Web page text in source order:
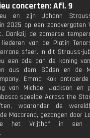
concerten: Afl. 9
en zijn Johann
2025 op een zonovergoten
Dankzij de zomerse
liederen van de Platin
sfeer. In dit Strauss-
een ode aan de koning
aus dem Süden en de
Emma Kok
van Michael Jackson en
speelde Across the
waaronder de
Macarena, gezongen door
het Vrijthof in een